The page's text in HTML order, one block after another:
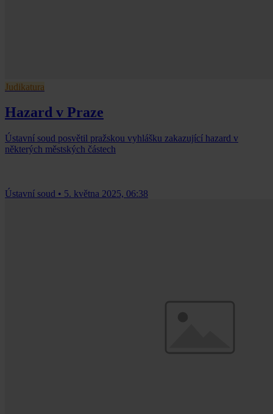
Judikatura
Hazard v Praze
Ústavní soud posvětil pražskou vyhlášku zakazující hazard v
některých městských částech
Ústavní soud • 5. května 2025, 06:38